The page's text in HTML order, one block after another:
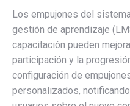
Los empujones del
gestión de aprendizaje
capacitación pueden
participación y la
configuración de
personalizados,